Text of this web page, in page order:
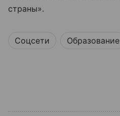
страны».
Соцсети Образование